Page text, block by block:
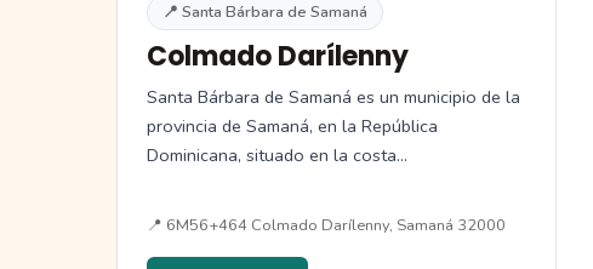
📍 Santa Bárbara de Samaná
Colmado Darílenny
Santa Bárbara de Samaná es un municipio de la
provincia de Samaná, en la República
Dominicana, situado en la costa…
📍 6M56+464 Colmado Darílenny, Samaná 32000